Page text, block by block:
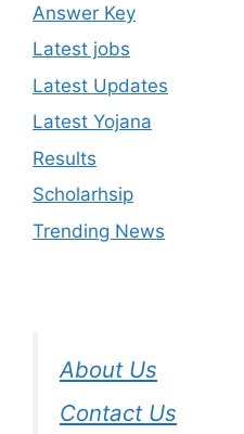
Answer Key
Latest jobs
Latest Updates
Latest Yojana
Results
Scholarhsip
Trending News
About Us
Contact Us